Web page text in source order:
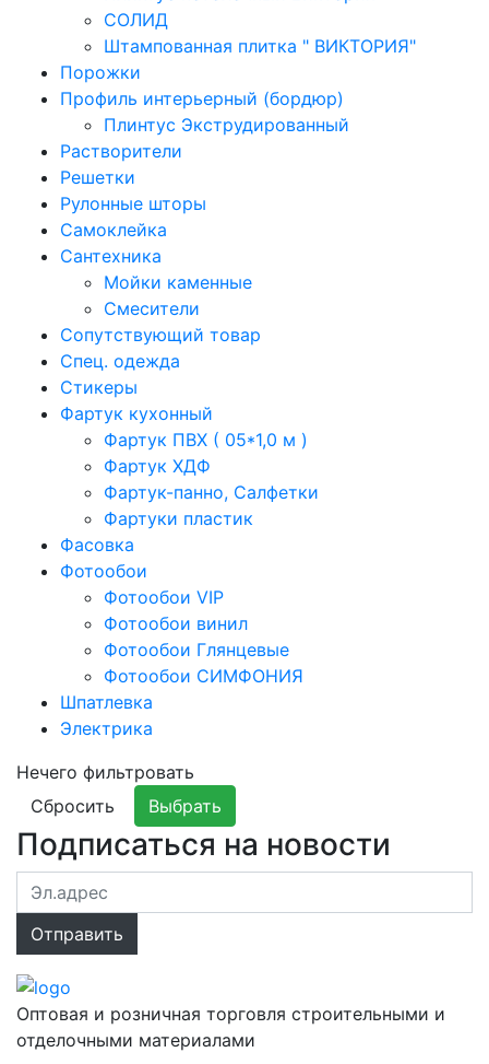
СОЛИД
Штампованная плитка " ВИКТОРИЯ"
Порожки
Профиль интерьерный (бордюр)
Плинтус Экструдированный
Растворители
Решетки
Рулонные шторы
Самоклейка
Сантехника
Мойки каменные
Смесители
Сопутствующий товар
Спец. одежда
Стикеры
Фартук кухонный
Фартук ПВХ ( 05*1,0 м )
Фартук ХДФ
Фартук-панно, Салфетки
Фартуки пластик
Фасовка
Фотообои
Фотообои VIP
Фотообои винил
Фотообои Глянцевые
Фотообои СИМФОНИЯ
Шпатлевка
Электрика
Нечего фильтровать
Сбросить
Выбрать
Подписаться на новости
Оптовая и розничная торговля строительными и
отделочными материалами